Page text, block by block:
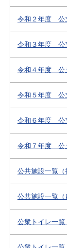
令和２年度 公
令和３年度 公
令和４年度 公
令和５年度 公
令和６年度 公
令和７年度 公
公共施設一覧（
公共施設一覧（
公衆トイレ一覧